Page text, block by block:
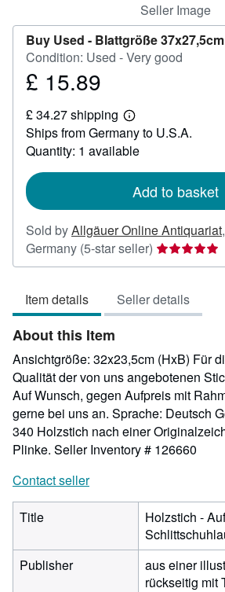
Seller Image
Buy Used - Blattgröße
Condition: Used - Very good
Price
15.89
£ 15.89
£ 34.27 shipping
Learn
more
about
shipping
Ships from Germany to U.S.A.
Quantity: 1 available
Add to basket
Sold byAllgäuer Online Antiquariat,
Germany (5-star seller) Seller
rating
out
of
stars
Item details Seller details
About this Item
Ansichtgröße: 32x23,5cm (HxB) Für
Qualität der von uns angebotenen
Auf Wunsch, gegen Aufpreis mit
gerne bei uns an. Sprache: Deutsch
340 Holzstich nach einer
Plinke. Seller Inventory # 126660
Contact seller
Title
Holzstich -
Publisher
aus einer
rückseitig mit